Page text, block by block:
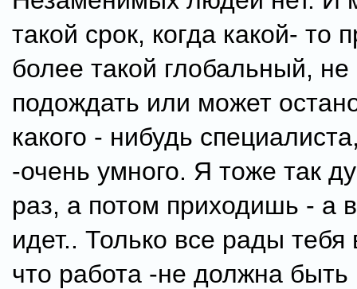
такой срок, когда какой- то
более такой глобальный,
подождать или может
какого - нибудь
-очень умного. Я тоже так
раз, а потом приходишь - а
идет.. Только все рады тебя
что работа -не должна быть